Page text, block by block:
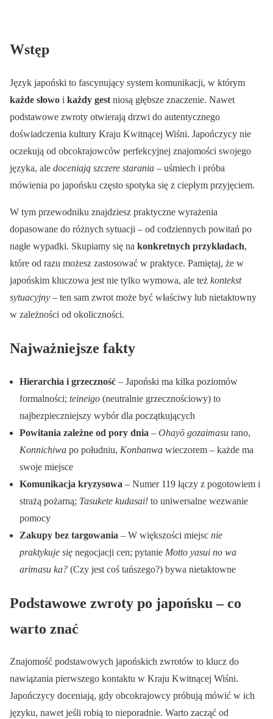
Wstęp
Język japoński to fascynujący system komunikacji, w którym
każde słowo i każdy gest niosą głębsze znaczenie. Nawet
podstawowe zwroty otwierają drzwi do autentycznego
doświadczenia kultury Kraju Kwitnącej Wiśni. Japończycy nie
oczekują od obcokrajowców perfekcyjnej znajomości swojego
języka, ale doceniają szczere starania – uśmiech i próba
mówienia po japońsku często spotyka się z ciepłym przyjęciem.
W tym przewodniku znajdziesz praktyczne wyrażenia
dopasowane do różnych sytuacji – od codziennych powitań po
nagłe wypadki. Skupiamy się na konkretnych przykładach,
które od razu możesz zastosować w praktyce. Pamiętaj, że w
japońskim kluczowa jest nie tylko wymowa, ale też kontekst
sytuacyjny – ten sam zwrot może być właściwy lub nietaktowny
w zależności od okoliczności.
Najważniejsze fakty
Hierarchia i grzeczność – Japoński ma kilka poziomów
formalności; teineigo (neutralnie grzecznościowy) to
najbezpieczniejszy wybór dla początkujących
Powitania zależne od pory dnia – Ohayō gozaimasu rano,
Konnichiwa po południu, Konbanwa wieczorem – każde ma
swoje miejsce
Komunikacja kryzysowa – Numer 119 łączy z pogotowiem i
strażą pożarną; Tasukete kudasai! to uniwersalne wezwanie
pomocy
Zakupy bez targowania – W większości miejsc nie
praktykuje się negocjacji cen; pytanie Motto yasui no wa
arimasu ka? (Czy jest coś tańszego?) bywa nietaktowne
Podstawowe zwroty po japońsku – co
warto znać
Znajomość podstawowych japońskich zwrotów to klucz do
nawiązania pierwszego kontaktu w Kraju Kwitnącej Wiśni.
Japończycy doceniają, gdy obcokrajowcy próbują mówić w ich
języku, nawet jeśli robią to nieporadnie. Warto zacząć od